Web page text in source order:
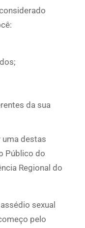
da sua
uma destas
Público do
Regional do
sexual
pelo